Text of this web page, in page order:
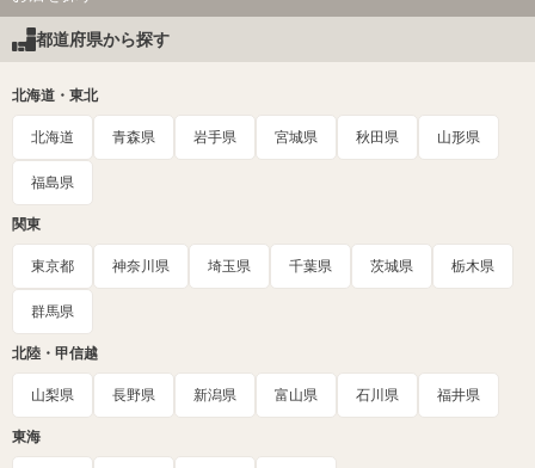
都道府県から探す
北海道・東北
北海道 青森県 岩手県 宮城県 秋田県 山形県
福島県
関東
東京都 神奈川県 埼玉県 千葉県 茨城県 栃木県
群馬県
北陸・甲信越
山梨県 長野県 新潟県 富山県 石川県 福井県
東海